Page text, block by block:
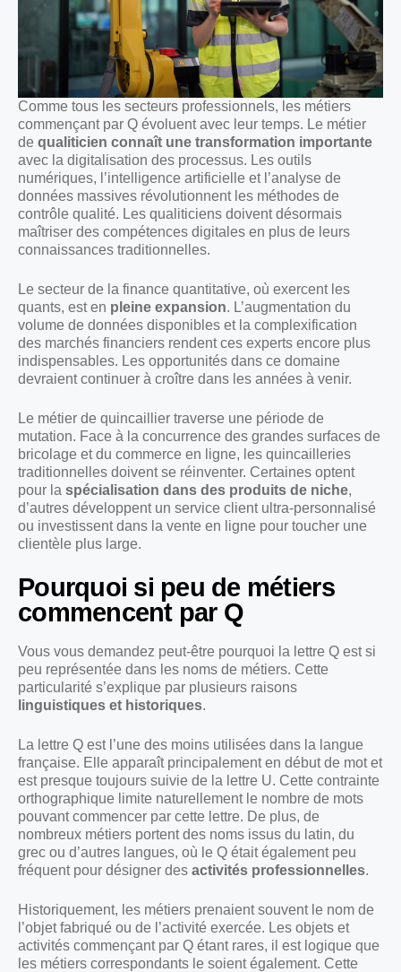
Comme tous les secteurs professionnels, les métiers
commençant par Q évoluent avec leur temps. Le métier
de qualiticien connaît une transformation importante
avec la digitalisation des processus. Les outils
numériques, l’intelligence artificielle et l’analyse de
données massives révolutionnent les méthodes de
contrôle qualité. Les qualiticiens doivent désormais
maîtriser des compétences digitales en plus de leurs
connaissances traditionnelles.
Le secteur de la finance quantitative, où exercent les
quants, est en pleine expansion. L’augmentation du
volume de données disponibles et la complexification
des marchés financiers rendent ces experts encore plus
indispensables. Les opportunités dans ce domaine
devraient continuer à croître dans les années à venir.
Le métier de quincaillier traverse une période de
mutation. Face à la concurrence des grandes surfaces de
bricolage et du commerce en ligne, les quincailleries
traditionnelles doivent se réinventer. Certaines optent
pour la spécialisation dans des produits de niche,
d’autres développent un service client ultra-personnalisé
ou investissent dans la vente en ligne pour toucher une
clientèle plus large.
Pourquoi si peu de métiers
commencent par Q
Vous vous demandez peut-être pourquoi la lettre Q est si
peu représentée dans les noms de métiers. Cette
particularité s’explique par plusieurs raisons
linguistiques et historiques.
La lettre Q est l’une des moins utilisées dans la langue
française. Elle apparaît principalement en début de mot et
est presque toujours suivie de la lettre U. Cette contrainte
orthographique limite naturellement le nombre de mots
pouvant commencer par cette lettre. De plus, de
nombreux métiers portent des noms issus du latin, du
grec ou d’autres langues, où le Q était également peu
fréquent pour désigner des activités professionnelles.
Historiquement, les métiers prenaient souvent le nom de
l’objet fabriqué ou de l’activité exercée. Les objets et
activités commençant par Q étant rares, il est logique que
les métiers correspondants le soient également. Cette